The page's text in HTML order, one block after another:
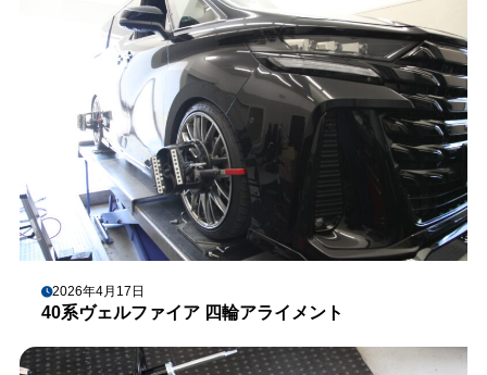
2026年4月17日
40系ヴェルファイア 四輪アライメント